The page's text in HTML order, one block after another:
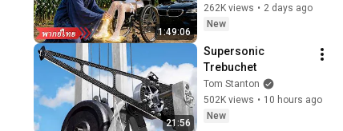
1:49:06
เทวดาที่ซ่อนตัวตน
รักษาขาเธอจนหาย
262K views • 2 days ago
New
21:56
Supersonic
Trebuchet
Tom Stanton
502K views • 10 hours ago
New